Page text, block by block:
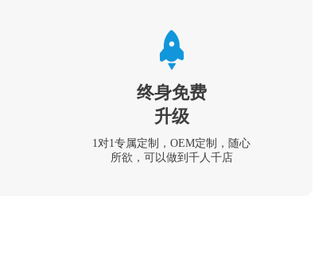
终身免费
升级
1对1专属定制，OEM定制，随心
所欲，可以做到千人千店